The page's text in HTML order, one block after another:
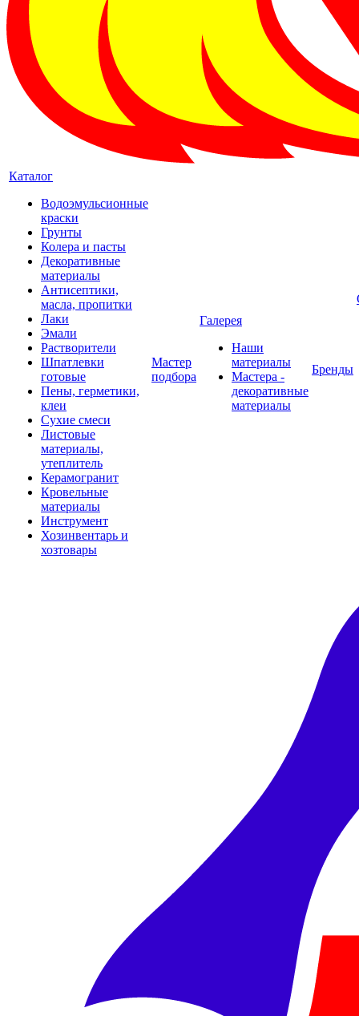
Каталог
Водоэмульсионные
краски
Грунты
Колера и пасты
Декоративные
материалы
Антисептики,
масла, пропитки
Лаки
Эмали
Растворители
Шпатлевки
готовые
Пены, герметики,
клеи
Сухие смеси
Листовые
материалы,
утеплитель
Керамогранит
Кровельные
материалы
Инструмент
Хозинвентарь и
хозтовары
Мастер
подбора
Галерея
Наши
материалы
Мастера -
декоративные
материалы
Бренды